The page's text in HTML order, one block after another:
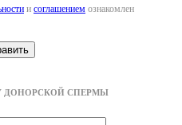
и соглашением ознакомлен
ДОНОРСКОЙ СПЕРМЫ